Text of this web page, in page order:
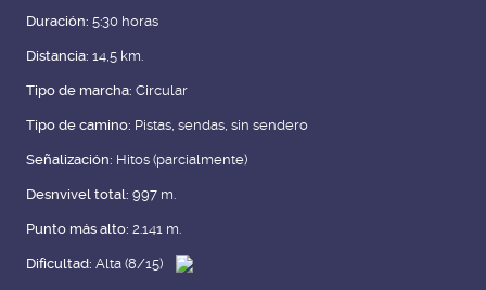
Duración: 5:30 horas
Distancia: 14,5 km.
Tipo de marcha: Circular
Tipo de camino: Pistas, sendas, sin sendero
Señalización: Hitos (parcialmente)
Desnvivel total: 997 m.
Punto más alto: 2.141 m.
Dificultad: Alta (8/15)